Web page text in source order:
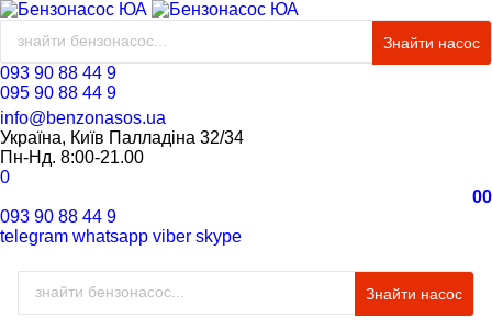
Знайти насос
093 90 88 44 9
095 90 88 44 9
info@benzonasos.ua
Україна, Київ Палладіна 32/34
Пн-Нд. 8:00-21.00
0
00
093 90 88 44 9
telegram whatsapp viber skype
Знайти насос